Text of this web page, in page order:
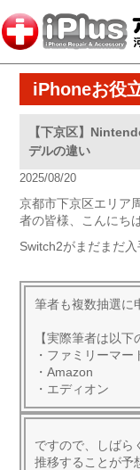
iPhoneお役
【下京区】
デルの違い
2025/08/20
京都市下京区エリア
者の皆様、こんにち
Switch2がまだまだ入
筆者も複数抽選に
【実際筆者は以下
・ファミリーマー
・Amazon
・エディオン
ですので、しばら
推移することが予